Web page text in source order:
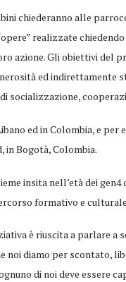
chiederanno alle
realizzate
azione. Gli obiettivi del
ed indirettamente
socializzazione,
ed in Colombia, e
in Bogotà, Colombia.
insita nell’età dei gen4
formativo e
è riuscita a parlare a
diamo per scontato,
di noi deve essere